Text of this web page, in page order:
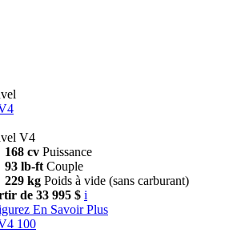
V4
168 cv Puissance
93 lb-ft Couple
229 kg Poids à vide (sans carburant)
de 33 995 $ i
En Savoir Plus
100